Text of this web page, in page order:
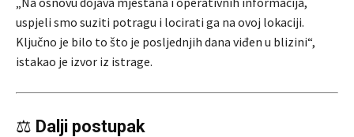
uspjeli smo suziti potragu i locirati ga na ovoj lokaciji.
Ključno je bilo to što je posljednjih dana viđen u blizini“,
istakao je izvor iz istrage.
⚖ Dalji postupak